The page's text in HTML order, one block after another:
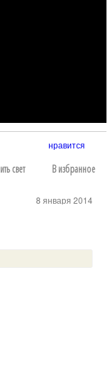
нравится
свет В избранное
8 января 2014